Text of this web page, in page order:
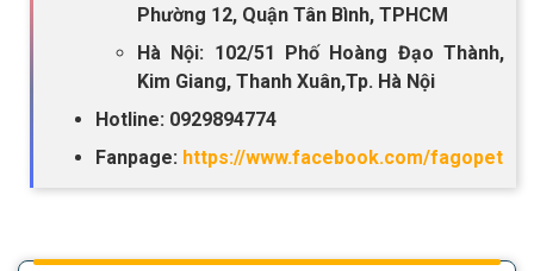
Phường 12, Quận Tân Bình, TPHCM
Hà Nội: 102/51 Phố Hoàng Đạo Thành,
Kim Giang, Thanh Xuân,Tp. Hà Nội
Hotline: 0929894774
Fanpage: https://www.facebook.com/fagopet